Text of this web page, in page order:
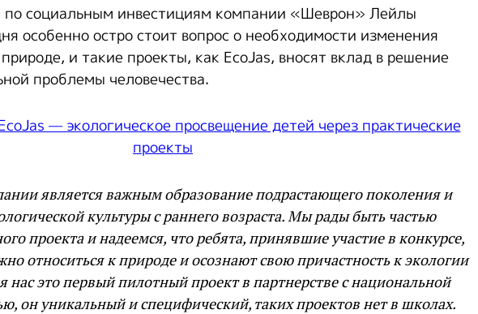
по социальным инвестициям компании «Шеврон» Лейлы
особенно остро стоит вопрос о необходимости изменения
и такие проекты, как EcoJas, вносят вклад в решение
проблемы человечества.
является важным образование подрастающего поколения и
культуры с раннего возраста. Мы рады быть частью
проекта и надеемся, что ребята, принявшие участие в конкурсе,
относиться к природе и осознают свою причастность к экологии
нас это первый пилотный проект в партнерстве с национальной
он уникальный и специфический, таких проектов нет в школах.